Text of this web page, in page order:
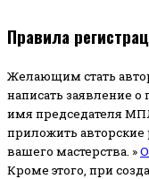
Правила
Желающим стать
написать заявление
имя председателя
приложить
вашего мастерства. »
Кроме этого, при